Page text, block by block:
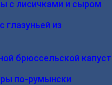
с лисичками и сыром
из
брюссельской
по-румынски